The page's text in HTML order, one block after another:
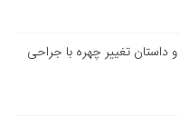
داستان تغییر چهره با جراحی